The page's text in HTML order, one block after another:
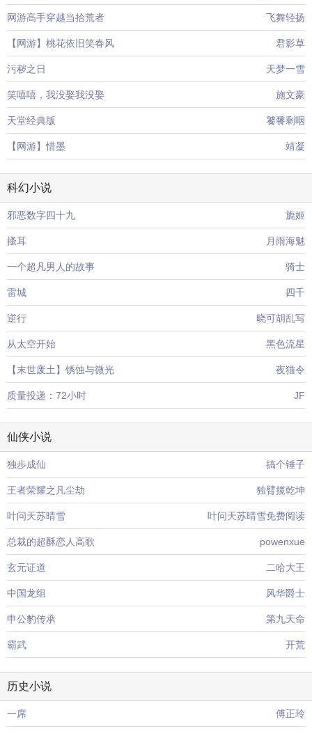
网游高手穿越当拾荒者 飞舞轻扬
【网游】桃花依旧笑春风 君影草
污秽之日 天梦一雪
笑嘻嘻，我没娶我没娶 施文豪
天堂经典版 饕餮剩咽
【网游】惜墨 靖凝
科幻小说
邪恶数字四十九 旎姬
搔耳 月雨海魅
一个超凡男人的故事 骑士
雷城 四千
逆行 晓可胡乱写
从太空开始 黑色流星
【末世废土】锈蚀与微光 夜猫令
质量投递：72小时 JF
仙侠小说
独步成仙 搞个锤子
王者荣耀之凡尘劫 独臂揽乾坤
叶问天苏晴雪 叶问天苏晴雪免费阅读
总裁的超酥恋人高歌 powenxue
玄元证道 二哈大王
中国龙组 风华爵士
申公豹传承 第九天命
霸武 开荒
历史小说
一席 傅正玲